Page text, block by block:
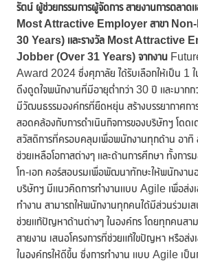
รัตน์ ผู้ช่วยกรรมการผู้จัดการ สายงานการตลาดแ
Most Attractive Employer สาขา
30 Years) และรางวัล Most Attractive
Jobber (Over 31 Years) จากงาน
Award 2024 ซึ่งศุภาลัย ได้รับเลือกให้เป็น 1
ดึงดูดใจพนักงานที่มีอายุต่ำกว่า 30 ปี และมากก
มีวัฒนธรรมองค์กรที่ยืดหยุ่น สร้างบรรยากาศกา
สอดคล้องกับการดำเนินกิจการของบริษัทฯ โดดเ
สวัสดิการที่ครอบคลุมเพื่อพนักงานทุกด้าน อาทิ
ช่วยเหลือโอกาสต่างๆ และด้านการศึกษา ทั้งก
โท-เอก คอร์สอบรมเพื่อพัฒนาทักษะให้พนักงาน
บริษัทฯ มีแนวคิดการทำงานแบบ Agile เพื่อส่งเ
ทำงาน สามารถให้พนักงานทุกคนได้มีส่วนร่วมเส
ช่วยแก้ปัญหาด้านต่างๆ ในองค์กร โดยทุกคนสา
สายงาน เสนอโครงการที่ช่วยแก้ไขปัญหา หรือส่ง
ในองค์กรให้ดีขึ้น ซึ่งการทำงาน แบบ Agile เป็น